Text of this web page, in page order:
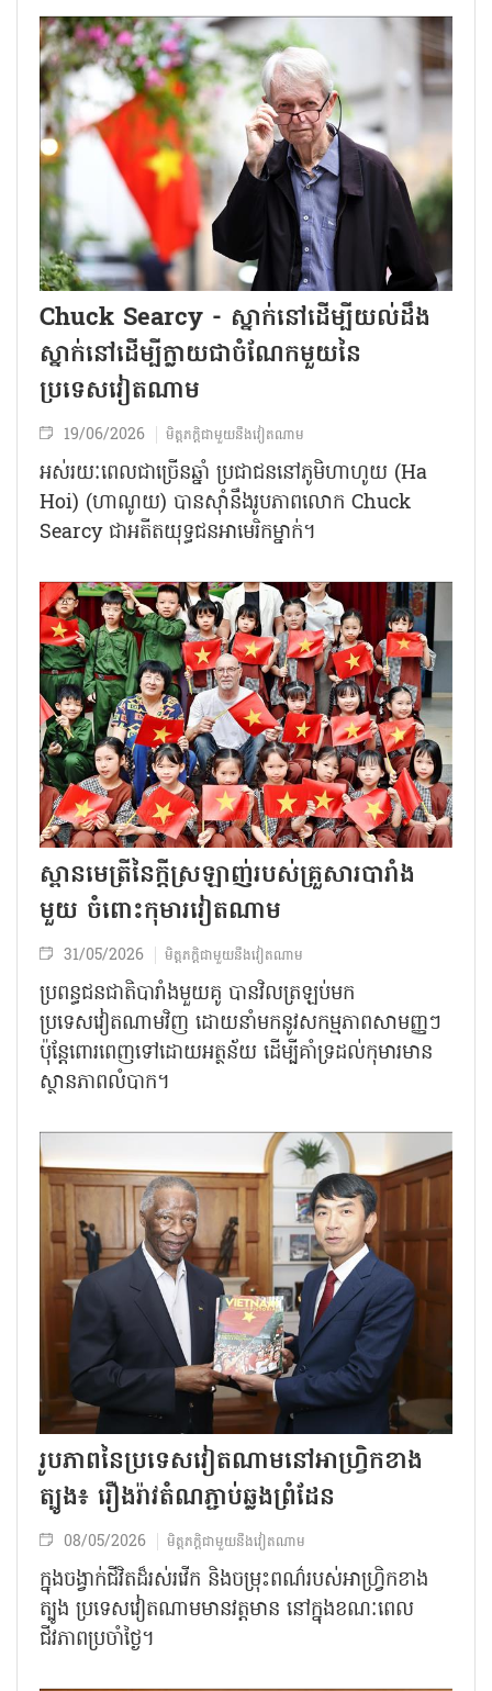
Chuck Searcy - ស្នាក់នៅដើម្បីយល់ដឹង
ស្នាក់នៅដើម្បីក្លាយជាចំណែកមួយនៃ
ប្រទេសវៀតណាម
19/06/2026 មិត្តភក្តិជាមួយនឹងវៀតណាម
អស់រយៈពេលជាច្រើនឆ្នាំ ប្រជាជននៅភូមិហាហូយ​ (Ha
Hoi) (ហាណូយ) បានស៊ាំនឹងរូបភាពលោក Chuck
Searcy ​ជាអតីតយុទ្ធជន​អាមេរិកម្នាក់។
ស្ពានមេត្រីនៃក្តីស្រឡាញ់របស់គ្រួសារបារាំង
មួយ ចំពោះកុមារវៀតណាម
31/05/2026 មិត្តភក្តិជាមួយនឹងវៀតណាម
ប្រពន្ធ​ជនជាតិបារាំងមួយ​គូ ​បាន​វិលត្រឡប់មក​
ប្រទេសវៀតណាមវិញ ដោយនាំមកនូវ​សកម្មភាព​សាមញ្ញៗ
ប៉ុន្តែពោរពេញ​ទៅ​ដោយអត្ថន័យ ដើម្បីគាំ​ទ្រ​​ដល់​កុមារ​មាន​
ស្ថានភាពលំបាក។
រូបភាពនៃប្រទេសវៀតណាមនៅអាហ្វ្រិកខាង
ត្បូង៖ រឿងរ៉ាវតំណភ្ជាប់ឆ្លងព្រំដែន
08/05/2026 មិត្តភក្តិជាមួយនឹងវៀតណាម
ក្នុងចង្វាក់ជីវិតដ៏រស់រវើក និងចម្រុះពណ៌​របស់អាហ្វ្រិកខាង
ត្បូង ប្រទេសវៀតណាមមានវត្តមាន នៅក្នុងខណៈពេល
ជីវភាពប្រចាំថ្ងៃ។